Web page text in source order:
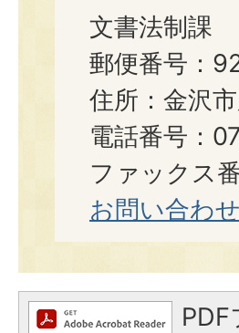
文書法制課
郵便番号：
住所：金沢
電話番号：
ファックス
お問い合わ